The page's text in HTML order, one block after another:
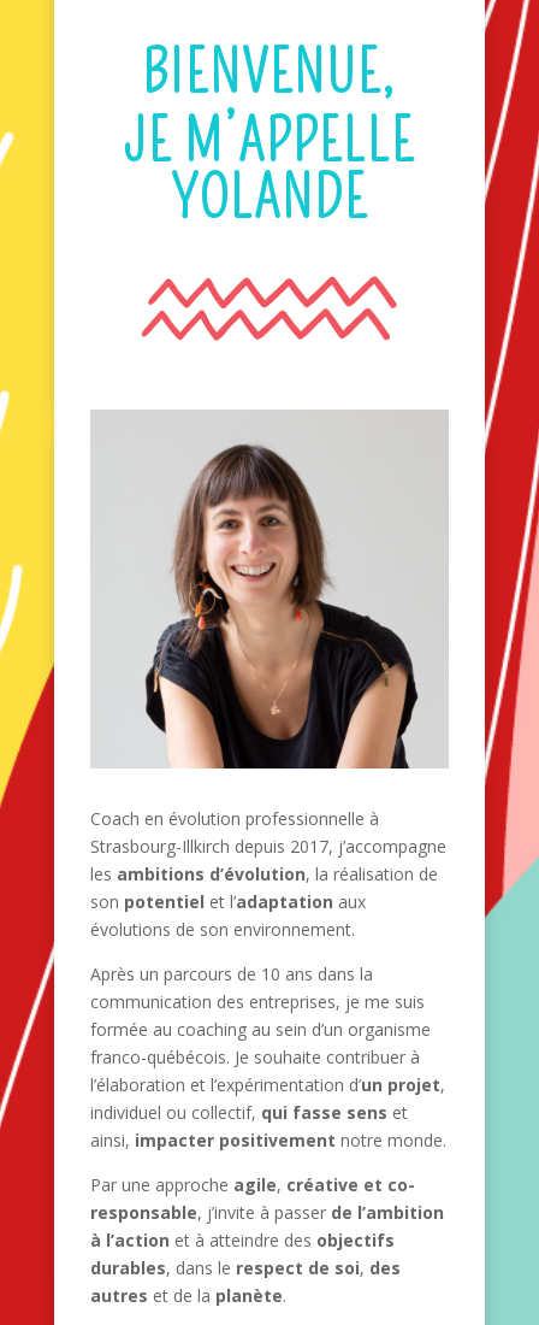
BIENVENUE,
JE M’APPELLE
YOLANDE
Coach en évolution professionnelle à
Strasbourg-Illkirch depuis 2017, j’accompagne
les ambitions d’évolution, la réalisation de
son potentiel et l’adaptation aux
évolutions de son environnement.
Après un parcours de 10 ans dans la
communication des entreprises, je me suis
formée au coaching au sein d’un organisme
franco-québécois. Je souhaite contribuer à
l’élaboration et l’expérimentation d’un projet,
individuel ou collectif, qui fasse sens et
ainsi, impacter positivement notre monde.
Par une approche agile, créative et co-
responsable, j’invite à passer de l’ambition
à l’action et à atteindre des objectifs
durables, dans le respect de soi, des
autres et de la planète.